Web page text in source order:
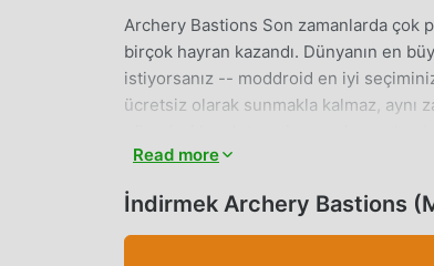
Archery Bastions Son zamanlarda çok
birçok hayran kazandı. Dünyanın en
istiyorsanız -- moddroid en iyi
ücretsiz olarak sunmakla kalmaz, aynı
çıkarmak üzerine. moddroid,
istemcisini indirin, tek tıklamayla
ve oyna!
Read more
İndirmek Archery Bastions